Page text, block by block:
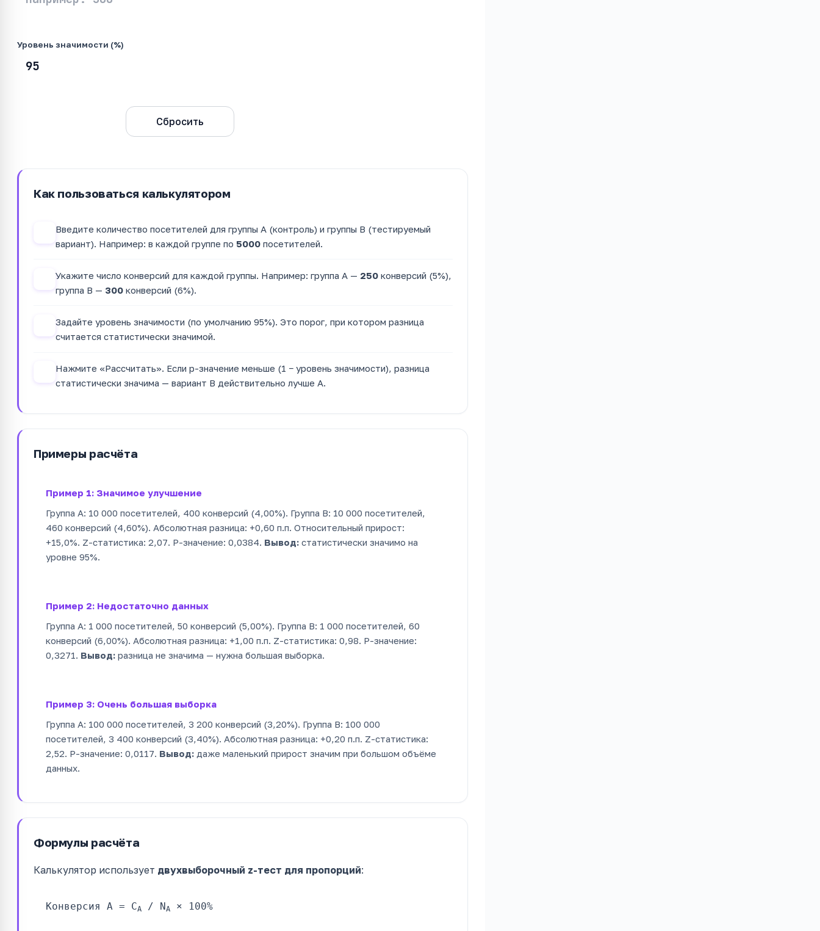
Уровень значимости (%)
Сбросить
Как пользоваться калькулятором
Введите количество посетителей для группы A (контроль) и группы B (тестируемый
вариант). Например: в каждой группе по 5000 посетителей.
Укажите число конверсий для каждой группы. Например: группа A — 250 конверсий (5%),
группа B — 300 конверсий (6%).
Задайте уровень значимости (по умолчанию 95%). Это порог, при котором разница
считается статистически значимой.
Нажмите «Рассчитать». Если p-значение меньше (1 − уровень значимости), разница
статистически значима — вариант B действительно лучше A.
Примеры расчёта
Пример 1: Значимое улучшение
Группа A: 10 000 посетителей, 400 конверсий (4,00%). Группа B: 10 000 посетителей,
460 конверсий (4,60%). Абсолютная разница: +0,60 п.п. Относительный прирост:
+15,0%. Z-статистика: 2,07. P-значение: 0,0384. Вывод: статистически значимо на
уровне 95%.
Пример 2: Недостаточно данных
Группа A: 1 000 посетителей, 50 конверсий (5,00%). Группа B: 1 000 посетителей, 60
конверсий (6,00%). Абсолютная разница: +1,00 п.п. Z-статистика: 0,98. P-значение:
0,3271. Вывод: разница не значима — нужна большая выборка.
Пример 3: Очень большая выборка
Группа A: 100 000 посетителей, 3 200 конверсий (3,20%). Группа B: 100 000
посетителей, 3 400 конверсий (3,40%). Абсолютная разница: +0,20 п.п. Z-статистика:
2,52. P-значение: 0,0117. Вывод: даже маленький прирост значим при большом объёме
данных.
Формулы расчёта
Калькулятор использует двухвыборочный z-тест для пропорций:
Конверсия A = CA / NA × 100%